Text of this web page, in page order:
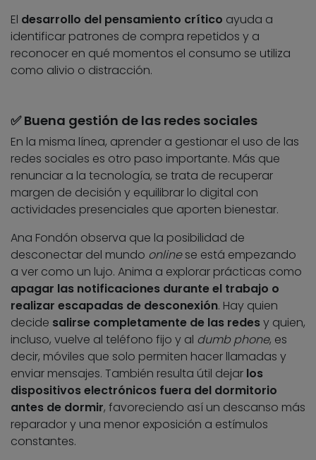
El desarrollo del pensamiento crítico ayuda a
identificar patrones de compra repetidos y a
reconocer en qué momentos el consumo se utiliza
como alivio o distracción.
✅ Buena gestión de las redes sociales
En la misma línea, aprender a gestionar el uso de las
redes sociales es otro paso importante. Más que
renunciar a la tecnología, se trata de recuperar
margen de decisión y equilibrar lo digital con
actividades presenciales que aporten bienestar.
Ana Fondón observa que la posibilidad de
desconectar del mundo onlinese está empezando
a ver como un lujo. Anima a explorar prácticas como
apagar las notificaciones durante el trabajo o
realizar escapadas de desconexión. Hay quien
decide salirse completamente de las redesy quien,
incluso, vuelve al teléfono fijo y al dumb phone, es
decir, móviles que solo permiten hacer llamadas y
enviar mensajes. También resulta útil dejar los
dispositivos electrónicos fuera del dormitorio
antes de dormir, favoreciendo así un descanso más
reparador y una menor exposición a estímulos
constantes.